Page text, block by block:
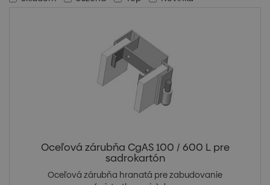
Oceľová zárubňa CgAS 100 / 600 L pre
sadrokartón
Oceľová zárubňa hranatá pre zabudovanie